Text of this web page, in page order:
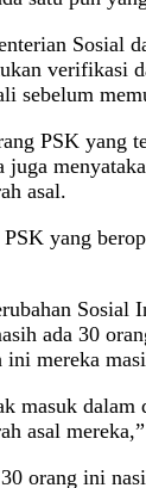
Sosial
verifikasi
sebelum
PSK yang
juga
asal.
PSK yang
Sosial
ada 30
ini mereka
masuk dalam
asal
orang ini